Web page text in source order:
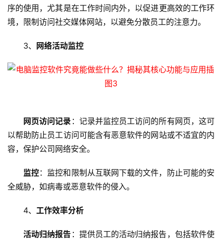
页
虚
机
序的使用，尤其是在工作时间内外，以促进更高效的工作环
境，限制访问社交媒体网站，以避免分散员工的注意力。
3、 网络活动监控
网页访问记录 ：记录并监控员工访问的所有网页，这可
以帮助防止员工访问可能含有恶意软件的网站或不适宜的内
容，保护公司网络安全。
监控：监控和限制从互联网下载的文件，防止可能的安
全威胁，如病毒或恶意软件的侵入。
4、 工作效率分析
活动归纳报告 ：提供员工的活动归纳报告，包括软件使